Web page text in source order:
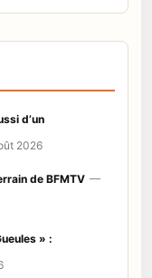
d’un
2026
de BFMTV —
» :